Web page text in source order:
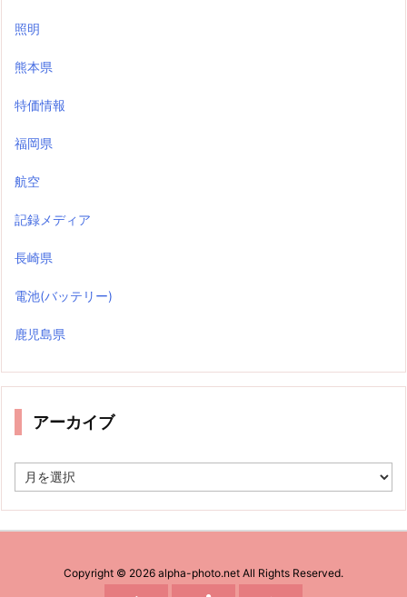
照明
熊本県
特価情報
福岡県
航空
記録メディア
長崎県
電池(バッテリー)
鹿児島県
アーカイブ
ー
Copyright © 2026 alpha-photo.net All Rights Reserved.